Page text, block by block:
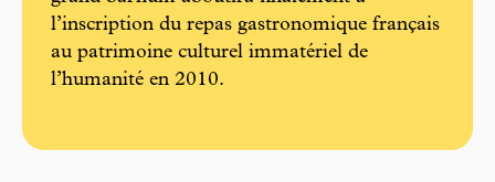
l’inscription du repas gastronomique français
au patrimoine culturel immatériel de
l’humanité en 2010.